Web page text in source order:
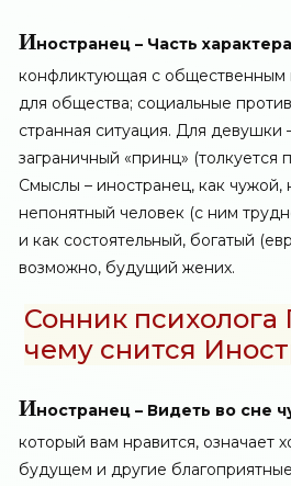
Иностранец – Часть
конфликтующая с
для общества; социальные
странная ситуация. Для девушки
заграничный «принц» (толкуется
Смыслы – иностранец, как чужой,
непонятный человек (с ним
и как состоятельный, богатый
возможно, будущий жених.
Сонник
чему снится
Иностранец – Видеть во сне
который вам нравится, означает
будущем и другие